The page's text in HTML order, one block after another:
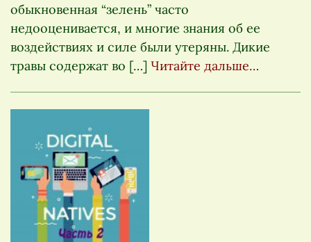
обыкновенная “зелень” часто
недооценивается, и многие знания об ее
воздействиях и силе были утеряны. Дикие
травы содержат во […] Читайте дальше…